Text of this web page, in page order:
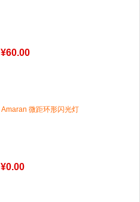
¥60.00
Amaran 微距环形闪光灯
¥0.00